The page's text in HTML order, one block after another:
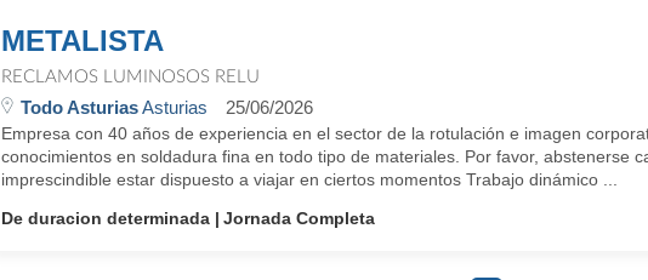
METALISTA
RECLAMOS LUMINOSOS RELU
Todo AsturiasAsturias 25/06/2026
Empresa con 40 años de experiencia en el sector de la rotulación e imagen
conocimientos en soldadura fina en todo tipo de materiales. Por favor, abstenerse
imprescindible estar dispuesto a viajar en ciertos momentos Trabajo dinámico ...
De duracion determinada
Jornada Completa